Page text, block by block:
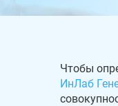
Чтобы
ИнЛаб